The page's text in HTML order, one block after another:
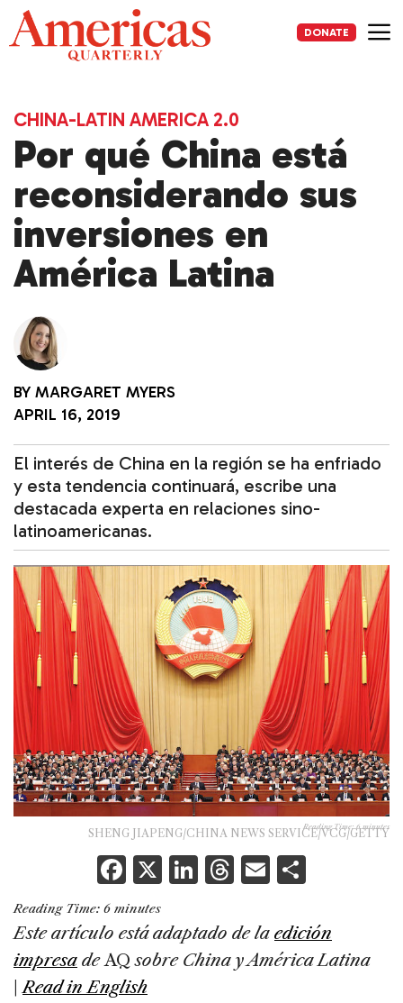
Skip
to
content
DONATE
CHINA-LATIN AMERICA 2.0
Por qué China está
reconsiderando sus
inversiones en
América Latina
BY MARGARET MYERS
APRIL 16, 2019
El interés de China en la región se ha enfriado
y esta tendencia continuará, escribe una
destacada experta en relaciones sino-
latinoamericanas.
Reading Time: 6 minutes
SHENG JIAPENG/CHINA NEWS SERVICE/VCG/GETTY
F
a
c
e
b
X Li
k
e
T
re
a
E
ai
l
ar
e
Reading Time: 6 minutes
Este artículo está adaptado de la edición
impresa de AQ sobre China y América Latina
| Read in English